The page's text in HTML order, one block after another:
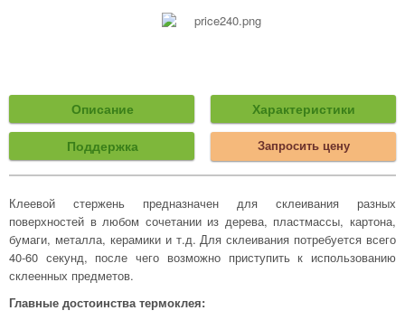
Описание Характеристики
Поддержка Запросить цену
Клеевой стержень предназначен для склеивания разных
поверхностей в любом сочетании из дерева, пластмассы, картона,
бумаги, металла, керамики и т.д. Для склеивания потребуется всего
40-60 секунд, после чего возможно приступить к использованию
склеенных предметов.
Главные достоинства термоклея: